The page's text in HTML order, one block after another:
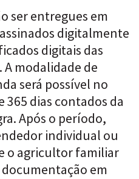
ser entregues em
digitalmente
digitais das
modalidade de
será possível no
365 dias contados da
Após o período,
individual ou
o agricultor familiar
em